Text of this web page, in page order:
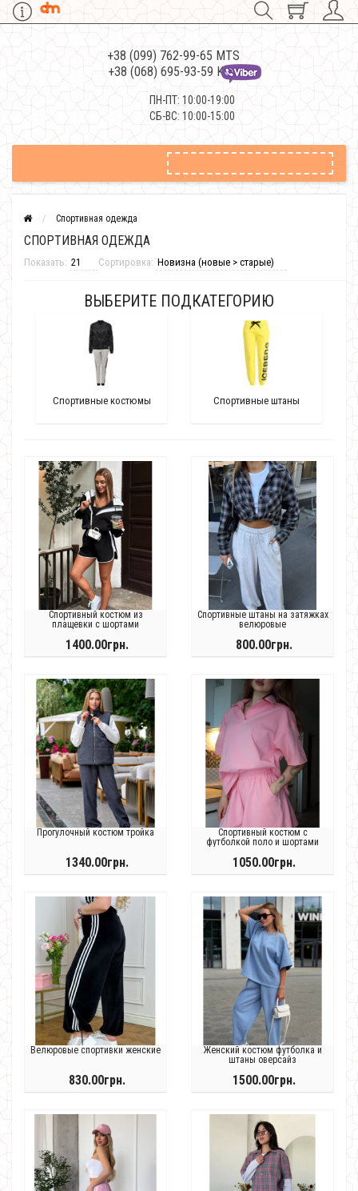
+38 (099) 762-99-65 MTS
+38 (068) 695-93-59 Kievstar
ПН-ПТ: 10:00-19:00
СБ-ВС: 10:00-15:00
Спортивная одежда
СПОРТИВНАЯ ОДЕЖДА
Показать: Сортировка:
ВЫБЕРИТЕ ПОДКАТЕГОРИЮ
Спортивные костюмы Спортивные штаны
Спортивный костюм из
плащевки с шортами
1400.00грн.
Спортивные штаны на затяжках
велюровые
800.00грн.
Прогулочный костюм тройка
1340.00грн.
Спортивный костюм с
футболкой поло и шортами
1050.00грн.
Велюровые спортивки женские
830.00грн.
Женский костюм футболка и
штаны оверсайз
1500.00грн.